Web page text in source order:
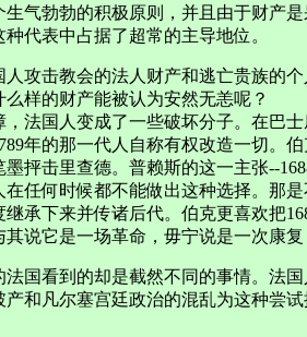
生气勃勃的积极原则，并且由于财产
代表中占据了超常的主导地位。
击教会的法人财产和逃亡贵族的个
么样的财产能被认为安然无恙呢？
，法国人变成了一些破坏分子。在巴
年的那一代人自称有权改造一切。
墨抨击里查德。普赖斯的这一主张--
在任何时候都不能做出这种选择。那
承下来并传诸后代。伯克更喜欢把
其说它是一场革命，毋宁说是一次康
国看到的却是截然不同的事情。法国
产和凡尔塞宫廷政治的混乱为这种尝